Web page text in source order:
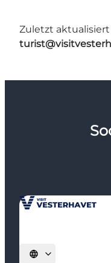
Zuletzt aktualisiert
Sprache auswählen